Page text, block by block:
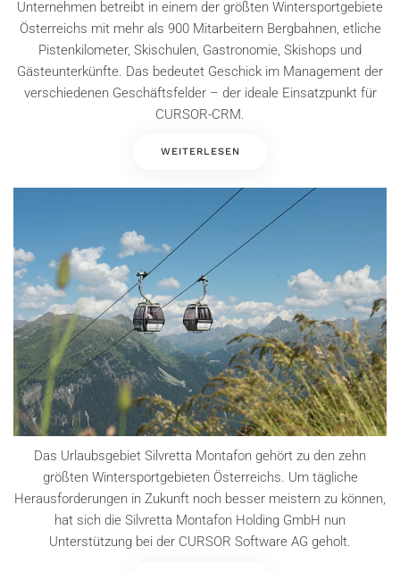
Unternehmen betreibt in einem der größten Wintersportgebiete
Österreichs mit mehr als 900 Mitarbeitern Bergbahnen, etliche
Pistenkilometer, Skischulen, Gastronomie, Skishops und
Gästeunterkünfte. Das bedeutet Geschick im Management der
verschiedenen Geschäftsfelder – der ideale Einsatzpunkt für
CURSOR-CRM.
WEITERLESEN
Das Urlaubsgebiet Silvretta Montafon gehört zu den zehn
größten Wintersportgebieten Österreichs. Um tägliche
Herausforderungen in Zukunft noch besser meistern zu können,
hat sich die Silvretta Montafon Holding GmbH nun
Unterstützung bei der CURSOR Software AG geholt.